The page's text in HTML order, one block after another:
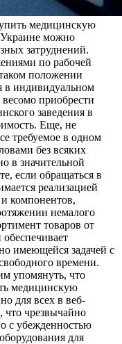
медицинскую
Украине можно
затруднений.
по рабочей
положении
в индивидуальном
приобрести
заведения в
Еще, не
требуемое в одном
без всяких
в значительной
если обращаться в
реализацией
компонентов,
немалого
товаров от
имеющейся задачей с
времени.
упомянуть, что
медицинскую
для всех в веб-
что чрезвычайно
с убежденностью
для